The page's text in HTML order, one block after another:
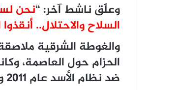
وعلّق ناشط آخر: “نحن
السلاح والاحتلال..
والغوطة الشرقية
الحزام حول العاصمة،
ضد نظام الأسد عام 2011 ومن أولى المناطق الخارجة عن سيطرة قواته.